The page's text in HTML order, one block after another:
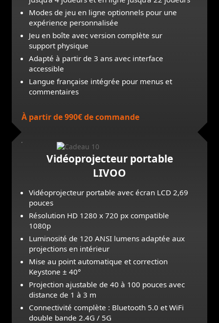
Modes de jeu en ligne optionnels pour une
expérience personnalisée
Jeu en boîte avec version complète sur
support physique
Adapté à partir de 3 ans avec interface
accessible
Langue française intégrée pour menus et
commentaires
À partir de 990€ de commande
Vidéoprojecteur portable
LIVOO
Vidéoprojecteur portable avec écran LCD 2,69
pouces
Résolution HD 1280 x 720 px compatible
1080p
Luminosité de 120 ANSI lumens adaptée aux
projections en intérieur
Mise au point automatique et correction
Keystone ± 40°
Projection ajustable de 40 à 100 pouces avec
distance de 1 à 3 m
Connectivité complète : Bluetooth 5.0 et WiFi
double bande 2.4G / 5G